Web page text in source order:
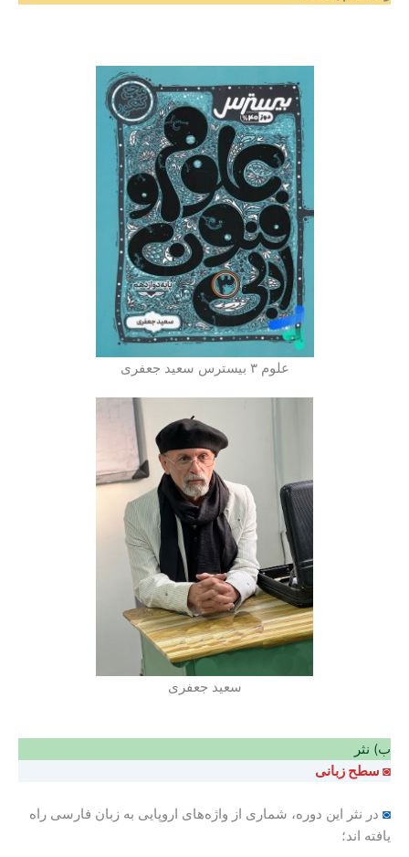
علوم ۳ بیسترس سعید جعفری
سعید جعفری
ب) نثر
◙ سطح زبانی
◙ در نثر این دوره، شماری از واژه‌های اروپایی به زبان فارسی راه
یافته اند؛